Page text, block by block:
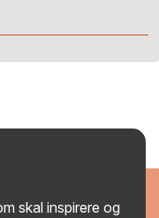
skal inspirere og